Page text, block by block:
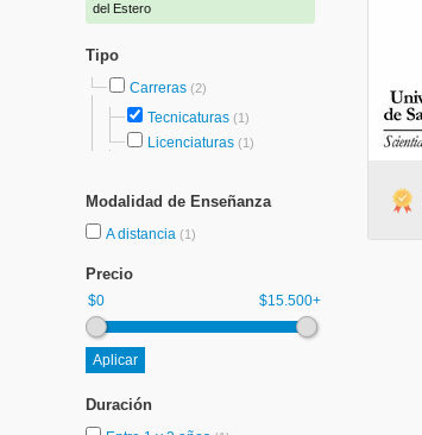
del Estero
Tipo
Carreras (2)
Tecnicaturas (1)
Licenciaturas (1)
Modalidad de Enseñanza
A distancia (1)
Precio
$0 $15.500+
Duración